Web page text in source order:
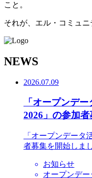
こと。
それが、エル・コミュニ
NEWS
2026.07.09
「オープンデ
2026」の参加者
「オープンデータ
者募集を開始しま
お知らせ
オープンデー